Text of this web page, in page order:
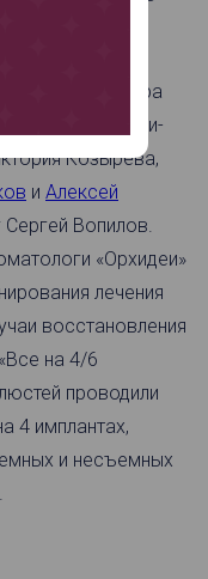
доктора центра
стоматологи-
Козырева,
и Алексей
Сергей Вопилов.
«Орхидеи»
лечения
восстановления
на 4/6
проводили
4 имплантах,
и несъемных